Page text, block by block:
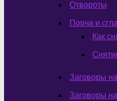
Отвороты
Порча и
Как
Заговоры
Заговоры